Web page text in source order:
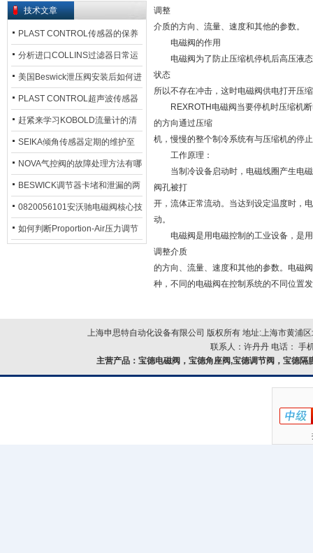
技术文章
PLAST CONTROL传感器的保养
方法
分析进口COLLINS过滤器日常运
行排污步骤
美国Beswick泄压阀安装后如何进
行调试?
PLAST CONTROL超声波传感器
工作原理了解吗？
赶紧来学习KOBOLD流量计的清
洗流程吧
SEIKA倾角传感器定期的维护至
关重要
NOVA气控阀的故障处理方法有哪
些？
BESWICK调节器卡堵和泄漏的两
大问题解决措施
0820056101安沃驰电磁阀核心技
术参数
如何判断Proportion-Air压力调节
调整
介质的方向、流量、速度和其他的参数。
电磁阀的作用
电磁阀为了防止压缩机停机后高压液态
状态
所以不存在冲击，这时电磁阀供电打开压
REXROTH电磁阀当要停机时压缩机断
的方向通过压缩
机，慢慢的整个制冷系统有与压缩机的停
工作原理：
当制冷设备启动时，电磁线圈产生电磁
阀孔被打
开，流体正常流动。当达到设定温度时，
动。
电磁阀是用电磁控制的工业设备，是用
调整介质
的方向、流量、速度和其他的参数。电磁
种，不同的电磁阀在控制系统的不同位置
上海申思特自动化设备有限公司 版权所有 地址:上海市黄浦
联系人：许丹丹 电话： 手
主营产品：宝德电磁阀，宝德角座阀,宝德调节阀，宝德